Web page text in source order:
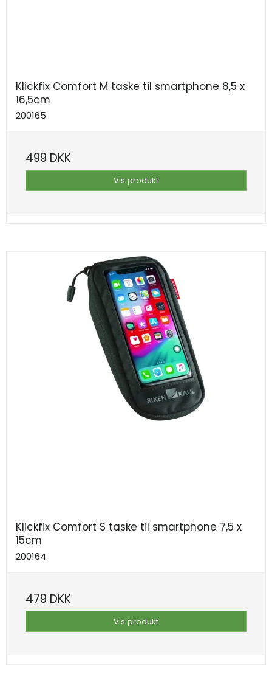
Klickfix Comfort M taske til smartphone 8,5 x
16,5cm
200165
499 DKK
Vis produkt
Klickfix Comfort S taske til smartphone 7,5 x
15cm
200164
479 DKK
Vis produkt